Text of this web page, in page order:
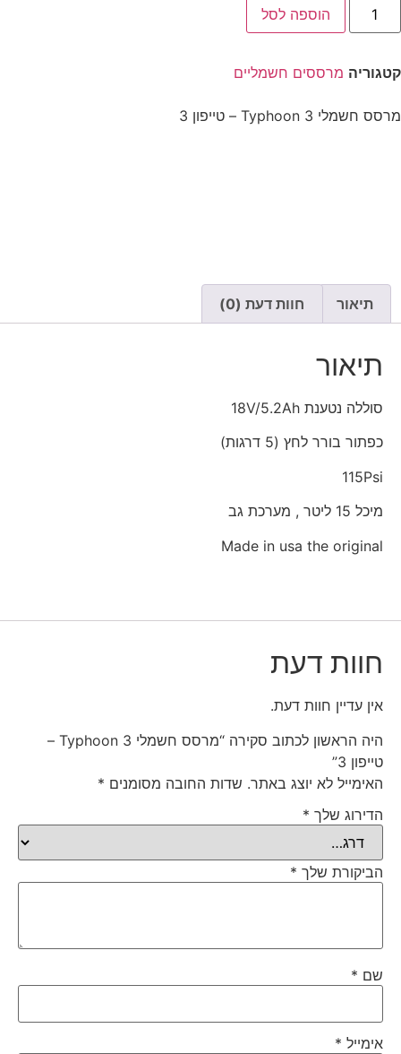
הוספה לסל
קטגוריה מרססים חשמליים
מרסס חשמלי Typhoon 3 – טייפון 3
תיאור חוות דעת (0)
תיאור
סוללה נטענת 18V/5.2Ah
כפתור בורר לחץ (5 דרגות)
115Psi
מיכל 15 ליטר , מערכת גב
Made in usa the original
חוות דעת
אין עדיין חוות דעת.
היה הראשון לכתוב סקירה “מרסס חשמלי Typhoon 3 –
טייפון 3”
האימייל לא יוצג באתר. שדות החובה מסומנים *
הדירוג שלך *
הביקורת שלך *
שם *
אימייל *